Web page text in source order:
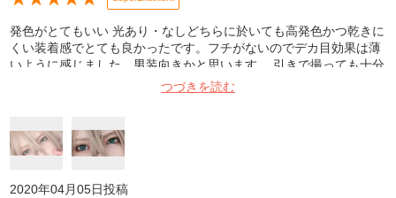
発色がとてもいい 光あり・なしどちらに於いても高発色かつ乾きに
くい装着感でとても良かったです。フチがないのでデカ目効果は薄
いように感じました。男装向きかと思います。 引きで撮っても十分
な発色ですしイベント等で近づいてもメイクに馴染む綺麗なデザイ
ンなのでさまざまな場面で活躍しそうです。他の色も試して見たい
つづきを読む
2020年04月05日投稿